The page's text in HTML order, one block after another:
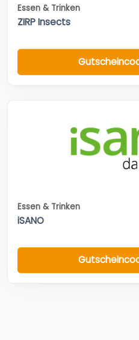
Essen & Trinken
ZIRP Insects
Essen & Trinken
iSANO